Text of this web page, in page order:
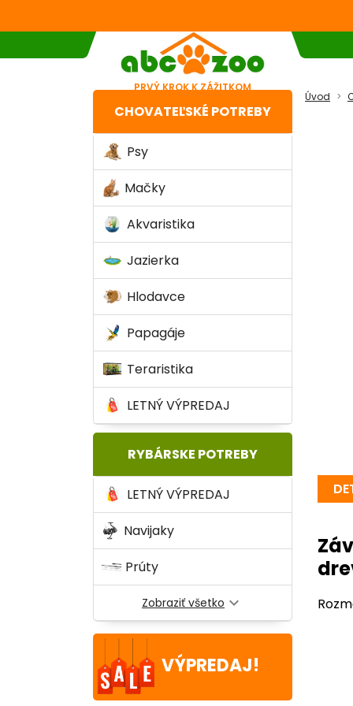
PRVÝ KROK K ZÁŽITKOM
CHOVATEĽSKÉ POTREBY
Psy
Mačky
Akvaristika
Jazierka
Hlodavce
Papagáje
Teraristika
LETNÝ VÝPREDAJ
RYBÁRSKE POTREBY
LETNÝ VÝPREDAJ
Navijaky
Prúty
Zobraziť všetko expand_more
VÝPREDAJ!
Úvod